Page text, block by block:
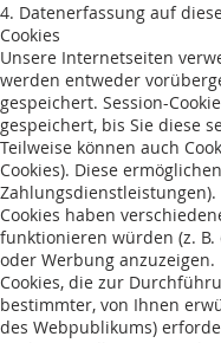
4. Datenerfassung auf
Cookies
Unsere Internetseiten
werden entweder
gespeichert. Session-
gespeichert, bis Sie diese
Teilweise können auch
Cookies). Diese
Zahlungsdienstleistungen).
Cookies haben
funktionieren würden (z.
oder Werbung anzuzeigen.
Cookies, die zur
bestimmter, von Ihnen
des Webpublikums)